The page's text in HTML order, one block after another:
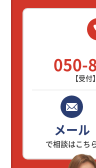
050-
【受
メール
で相談はこち